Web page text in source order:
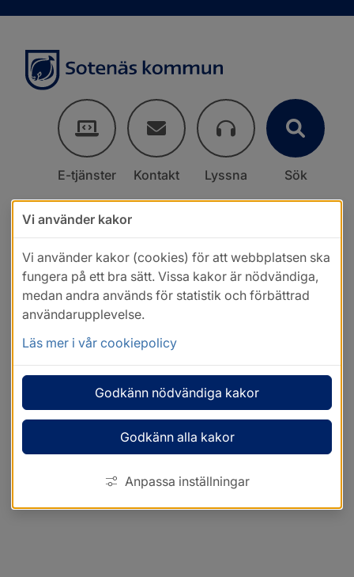
E-tjänster Kontakt Lyssna Sök
Vi använder kakor
Vi använder kakor (cookies) för att webbplatsen ska
fungera på ett bra sätt. Vissa kakor är nödvändiga,
medan andra används för statistik och förbättrad
användarupplevelse.
Läs mer i vår cookiepolicy
Godkänn nödvändiga kakor
Godkänn alla kakor
Anpassa inställningar